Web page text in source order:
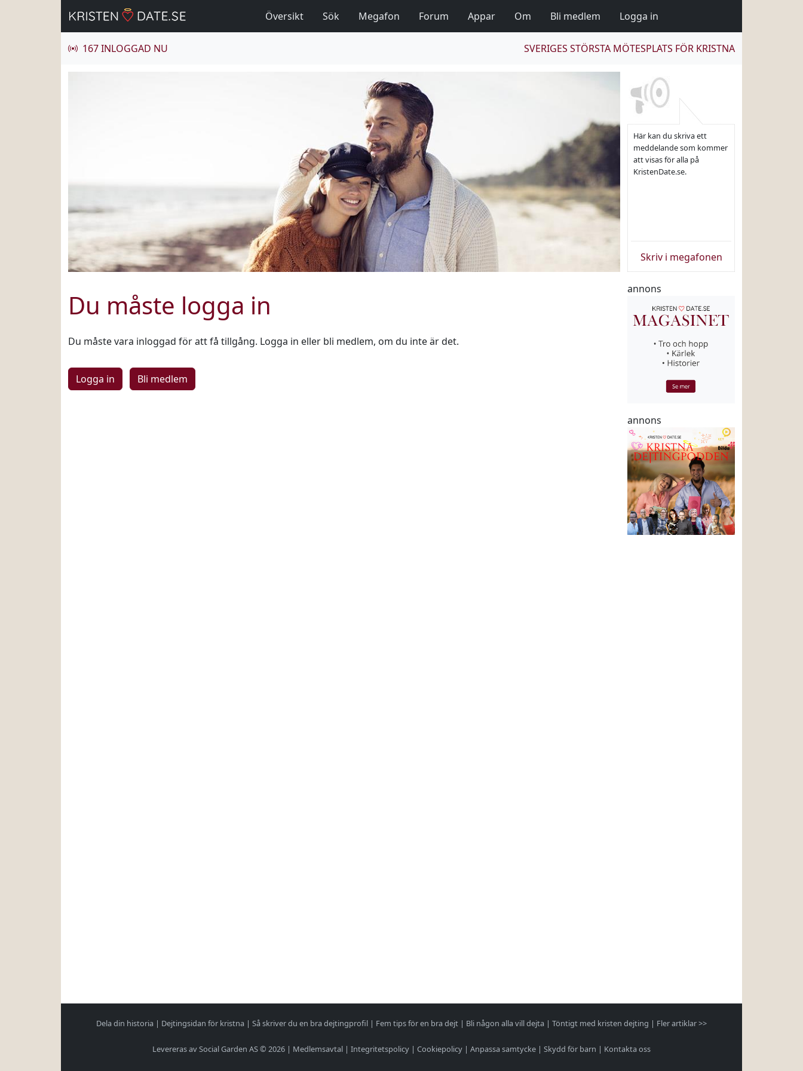
Översikt Sök Megafon Forum Appar Om Bli medlem Logga in
167 INLOGGAD NU SVERIGES STÖRSTA MÖTESPLATS FÖR KRISTNA
Du måste logga in
Du måste vara inloggad för att få tillgång. Logga in eller bli medlem, om du inte är det.
Logga in
Här kan du skriva ett
meddelande som kommer
att visas för alla på
KristenDate.se.
Skriv i megafonen
annons
annons
Dela din historia | Dejtingsidan för kristna | Så skriver du en bra dejtingprofil | Fem tips för en bra dejt | Bli någon alla vill dejta | Töntigt med kristen dejting | Fler artiklar >>
Levereras av Social Garden AS © 2026 | Medlemsavtal | Integritetspolicy | Cookiepolicy | Anpassa samtycke | Skydd för barn | Kontakta oss